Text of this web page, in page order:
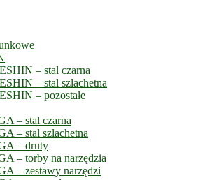
– stal czarna
– stal szlachetna
– pozostałe
– stal czarna
– stal szlachetna
– druty
– torby na narzędzia
– zestawy narzędzi